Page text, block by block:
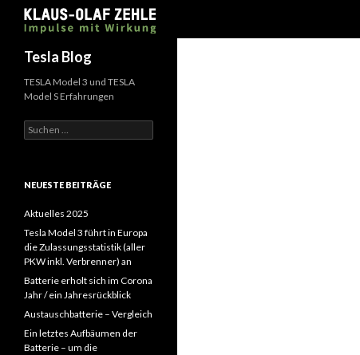
Suchen
Tesla Blog
TESLA Model 3 und TESLA
Model S Erfahrungen
Suchen
nach:
NEUESTE BEITRÄGE
Aktuelles 2025
Tesla Model 3 führt in Europa
die Zulassungsstatistik (aller
PKW inkl. Verbrenner) an
Batterie erholt sich im Corona
Jahr / ein Jahresrückblick
Austauschbatterie – Vergleich
Ein letztes Aufbäumen der
Batterie – um die